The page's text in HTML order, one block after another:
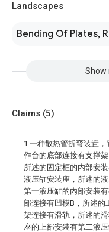
Landscapes
Bending Of Plates,
Show
Claims (5)
1.一种散热管折弯装置
作台的底部连接有支撑
所述的固定框的内部安
液压缸安装座，所述的
第一液压缸的内部安装
部连接有凹模B，所述的
架连接有滑轨，所述的
座的上部安装有第二液